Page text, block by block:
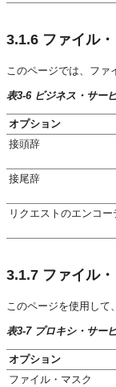
3.1.6 ファイル
このページでは、ファ
表3-6 ビジネス・サー
オプション
接頭辞
接尾辞
リクエストのエンコ
3.1.7 ファイル
このページを使用して
表3-7 プロキシ・サー
オプション
ファイル・マスク